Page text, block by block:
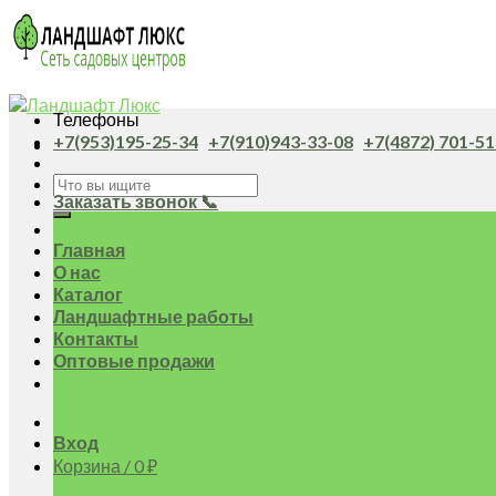
Skip
to
content
Искать:
Главная
О нас
Каталог
Ландшафтные работы
Контакты
Оптовые продажи
Вход
Корзина /0₽
Телефоны
+7(953)195-25-34 +7(910)943-33-08 +7(4872) 701-
Заказать звонок 📞